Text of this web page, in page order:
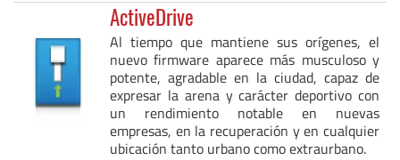
ActiveDrive
Al tiempo que mantiene sus orígenes, el
nuevo firmware aparece más musculoso y
potente, agradable en la ciudad, capaz de
expresar la arena y carácter deportivo con
un rendimiento notable en nuevas
empresas, en la recuperación y en cualquier
ubicación tanto urbano como extraurbano.